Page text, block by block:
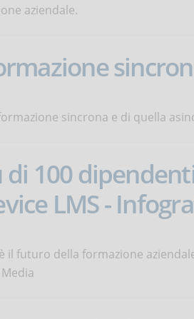
aziendale.
sincrona e di quella
di 100
LMS -
il futuro della formazione